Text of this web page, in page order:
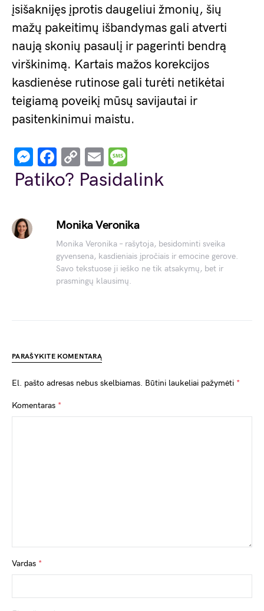
įsišaknijęs įprotis daugeliui žmonių, šių
mažų pakeitimų išbandymas gali atverti
naują skonių pasaulį ir pagerinti bendrą
virškinimą. Kartais mažos korekcijos
kasdienėse rutinose gali turėti netikėtai
teigiamą poveikį mūsų savijautai ir
pasitenkinimui maistu.
Messenger
Facebook
Copy
Link
Email
Patiko? Pasidalink
Monika Veronika
Monika Veronika – rašytoja, besidominti sveika
gyvensena, kasdieniais įpročiais ir emocine gerove.
Savo tekstuose ji ieško ne tik atsakymų, bet ir
prasmingų klausimų.
PARAŠYKITE KOMENTARĄ
El. pašto adresas nebus skelbiamas. Būtini laukeliai pažymėti *
Komentaras *
Vardas *